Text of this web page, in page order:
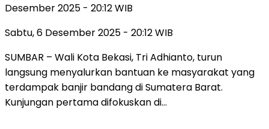
Desember 2025 - 20:12 WIB
Sabtu, 6 Desember 2025 - 20:12 WIB
SUMBAR – Wali Kota Bekasi, Tri Adhianto, turun
langsung menyalurkan bantuan ke masyarakat yang
terdampak banjir bandang di Sumatera Barat.
Kunjungan pertama difokuskan di…